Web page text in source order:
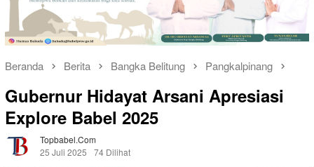
Beranda Berita Bangka Belitung Pangkalpinang
Gubernur Hidayat Arsani Apresiasi
Explore Babel 2025
Topbabel.com
25 Juli 2025
74 Dilihat